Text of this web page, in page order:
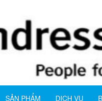
SẢN PHẨM DỊCH VỤ